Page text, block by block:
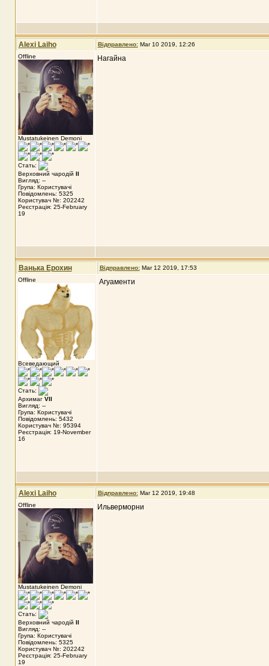
Alexi Laiho Відправлено: Mar 10 2019, 12:26
Offline
Mustatukeinen Demoni
Стать:
Верховний чародій II
Вигляд: --
Група: Користувачі
Повідомлень: 5325
Користувач №: 202242
Реєстрація: 25-February
19
Нагайна
Ванька Ерохин Відправлено: Mar 12 2019, 17:53
Offline
Всеведающий
Стать:
Архимаг VII
Вигляд: --
Група: Користувачі
Повідомлень: 5432
Користувач №: 95394
Реєстрація: 19-November
16
Агуаменти
Alexi Laiho Відправлено: Mar 12 2019, 19:48
Offline
Mustatukeinen Demoni
Стать:
Верховний чародій II
Вигляд: --
Група: Користувачі
Повідомлень: 5325
Користувач №: 202242
Реєстрація: 25-February
19
Ильверморни